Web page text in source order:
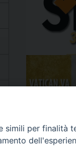
simili per finalità